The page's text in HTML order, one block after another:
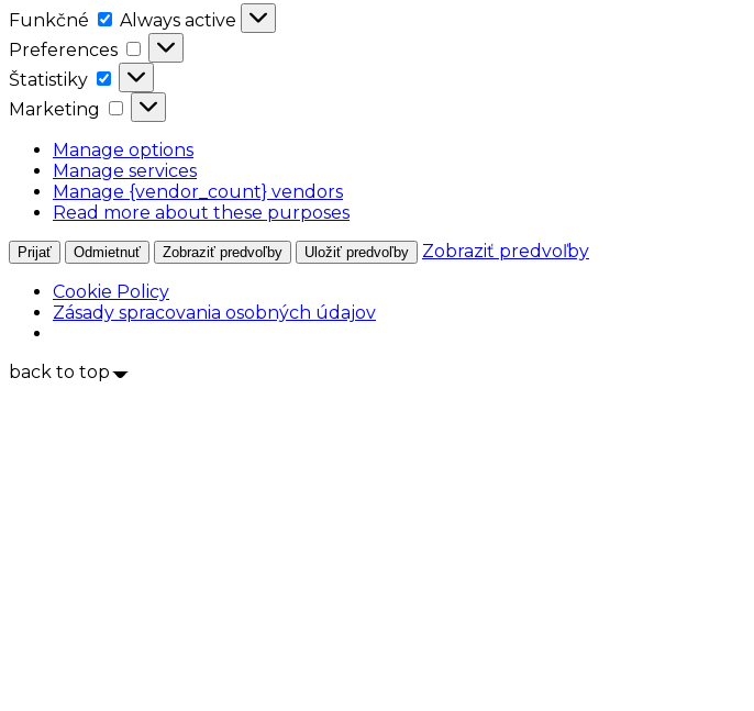
Funkčné Funkčné
Always active
Preferences
Preferences
Štatistiky
Štatistiky
Marketing
Marketing
Manage options
Manage services
Manage {vendor_count} vendors
Read more about these purposes
Prijať Odmietnuť Zobraziť predvoľby Uložiť predvoľby
Zobraziť predvoľby
Cookie Policy
Zásady spracovania osobných údajov
back to top